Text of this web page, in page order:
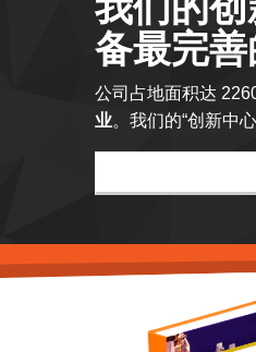
备最完善
公司占地面积达
业。我们的“创新中